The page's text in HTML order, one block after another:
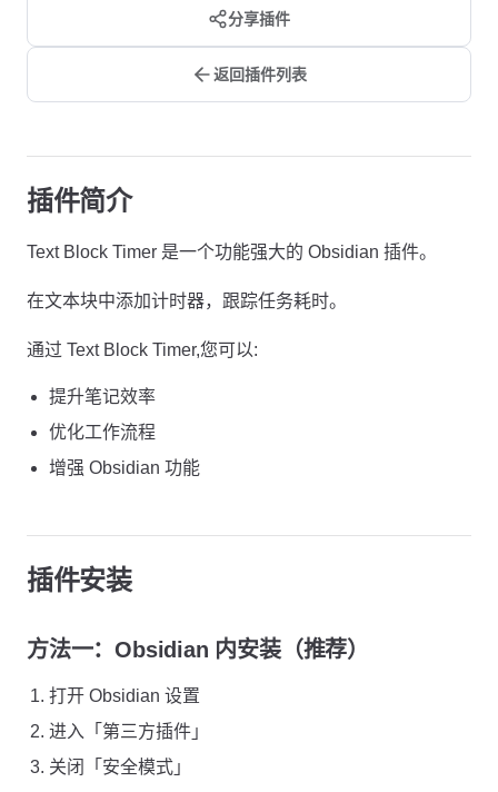
分享插件
返回插件列表
插件简介
Text Block Timer 是一个功能强大的 Obsidian 插件。
在文本块中添加计时器，跟踪任务耗时。
通过 Text Block Timer,您可以:
提升笔记效率
优化工作流程
增强 Obsidian 功能
插件安装
方法一：Obsidian 内安装（推荐）
打开 Obsidian 设置
进入「第三方插件」
关闭「安全模式」